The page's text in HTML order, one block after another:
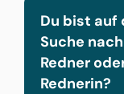
Du bist auf
Suche
Redner
Rednerin?